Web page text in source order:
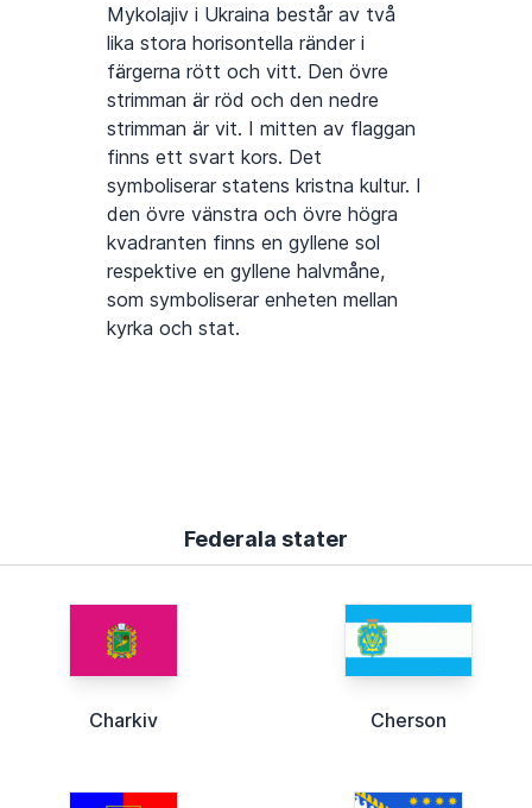
Mykolajiv i Ukraina består av två
lika stora horisontella ränder i
färgerna rött och vitt. Den övre
strimman är röd och den nedre
strimman är vit. I mitten av flaggan
finns ett svart kors. Det
symboliserar statens kristna kultur. I
den övre vänstra och övre högra
kvadranten finns en gyllene sol
respektive en gyllene halvmåne,
som symboliserar enheten mellan
kyrka och stat.
Federala stater
Charkiv Cherson